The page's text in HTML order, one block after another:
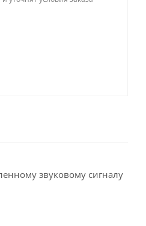
звуковому сигналу